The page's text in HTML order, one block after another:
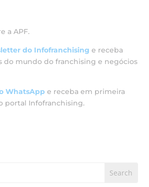
a APF.
do Infofranchising e receba
do mundo do franchising e negócios
WhatsApp e receba em primeira
portal Infofranchising.